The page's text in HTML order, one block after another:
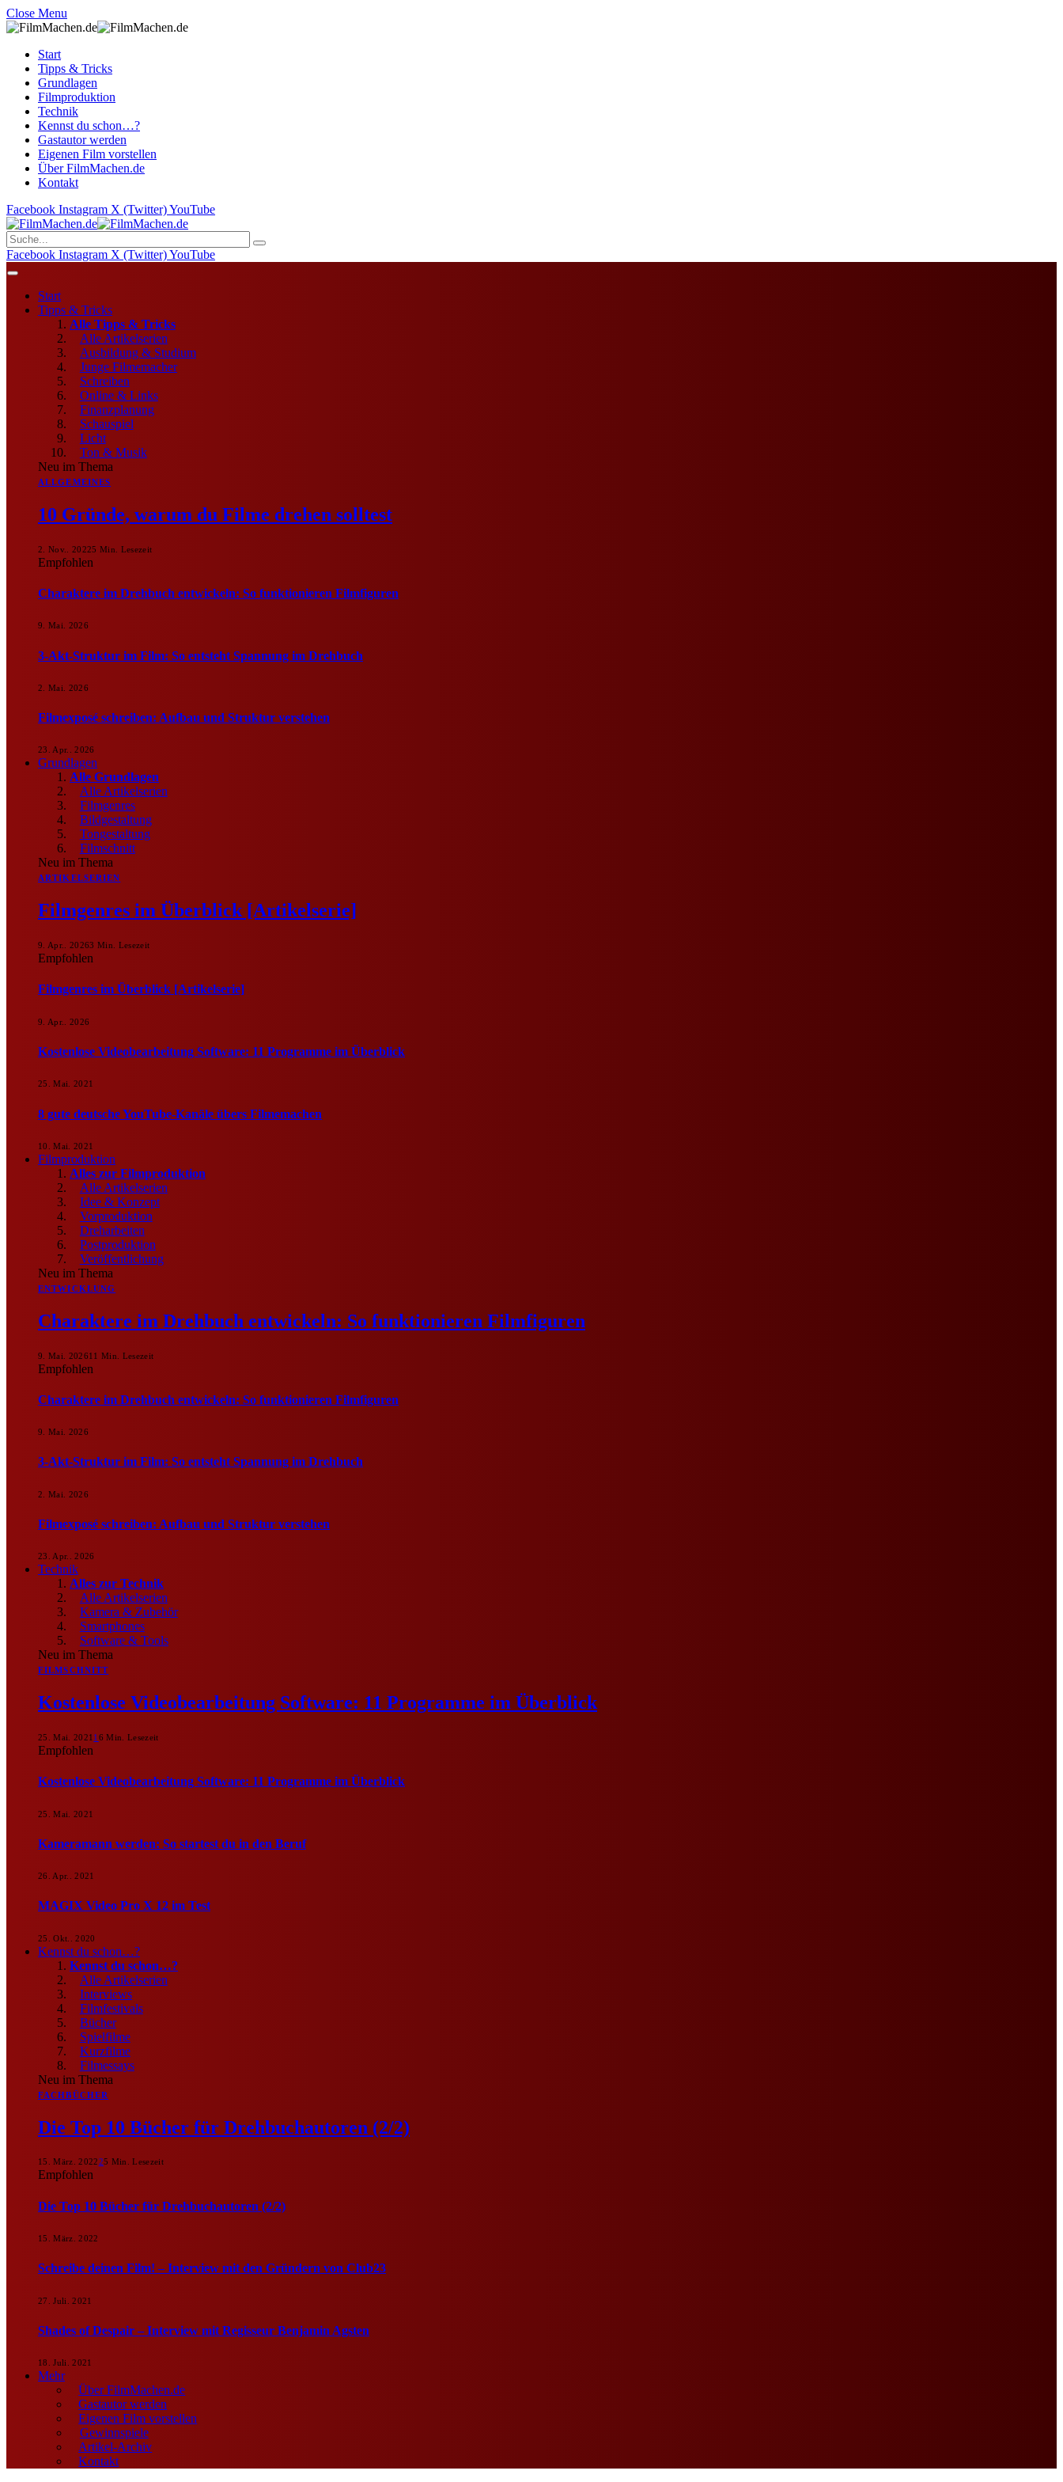
Close Menu
Start
Tipps & Tricks
Grundlagen
Filmproduktion
Technik
Kennst du schon…?
Gastautor werden
Eigenen Film vorstellen
Über FilmMachen.de
Kontakt
Facebook Instagram X (Twitter)YouTube
Facebook Instagram X (Twitter)YouTube
Start
Tipps & Tricks
Alle Tipps & Tricks
Alle Artikelserien
Ausbildung & Studium
Junge Filmemacher
Schreiben
Online & Links
Finanzplanung
Schauspiel
Licht
Ton & Musik
Neu im Thema
ALLGEMEINES
10 Gründe, warum du Filme drehen solltest
2. Nov.. 20225 Min. Lesezeit
Empfohlen
Charaktere im Drehbuch entwickeln: So funktionieren Filmfiguren
9. Mai. 2026
3-Akt-Struktur im Film: So entsteht Spannung im Drehbuch
2. Mai. 2026
Filmexposé schreiben: Aufbau und Struktur verstehen
23. Apr.. 2026
Grundlagen
Alle Grundlagen
Alle Artikelserien
Filmgenres
Bildgestaltung
Tongestaltung
Filmschnitt
Neu im Thema
ARTIKELSERIEN
Filmgenres im Überblick [Artikelserie]
9. Apr.. 20263 Min. Lesezeit
Empfohlen
Filmgenres im Überblick [Artikelserie]
9. Apr.. 2026
Kostenlose Videobearbeitung Software: 11 Programme im Überblick
25. Mai. 2021
8 gute deutsche YouTube-Kanäle übers Filmemachen
10. Mai. 2021
Filmproduktion
Alles zur Filmproduktion
Alle Artikelserien
Idee & Konzept
Vorproduktion
Dreharbeiten
Postproduktion
Veröffentlichung
Neu im Thema
ENTWICKLUNG
Charaktere im Drehbuch entwickeln: So funktionieren Filmfiguren
9. Mai. 202611 Min. Lesezeit
Empfohlen
Charaktere im Drehbuch entwickeln: So funktionieren Filmfiguren
9. Mai. 2026
3-Akt-Struktur im Film: So entsteht Spannung im Drehbuch
2. Mai. 2026
Filmexposé schreiben: Aufbau und Struktur verstehen
23. Apr.. 2026
Technik
Alles zur Technik
Alle Artikelserien
Kamera & Zubehör
Smartphones
Software & Tools
Neu im Thema
FILMSCHNITT
Kostenlose Videobearbeitung Software: 11 Programme im Überblick
25. Mai. 2021 1 6 Min. Lesezeit
Empfohlen
Kostenlose Videobearbeitung Software: 11 Programme im Überblick
25. Mai. 2021
Kameramann werden: So startest du in den Beruf
26. Apr.. 2021
MAGIX Video Pro X 12 im Test
25. Okt.. 2020
Kennst du schon…?
Kennst du schon…?
Alle Artikelserien
Interviews
Filmfestivals
Bücher
Spielfilme
Kurzfilme
Filmessays
Neu im Thema
FACHBÜCHER
Die Top 10 Bücher für Drehbuchautoren (2/2)
15. März. 202225 Min. Lesezeit
Empfohlen
Die Top 10 Bücher für Drehbuchautoren (2/2)
15. März. 2022
Schreibe deinen Film! – Interview mit den Gründern von Club23
27. Juli. 2021
Shades of Despair – Interview mit Regisseur Benjamin Agsten
18. Juli. 2021
Mehr
Über FilmMachen.de
Gastautor werden
Eigenen Film vorstellen
Gewinnspiele
Artikel-Archiv
Kontakt